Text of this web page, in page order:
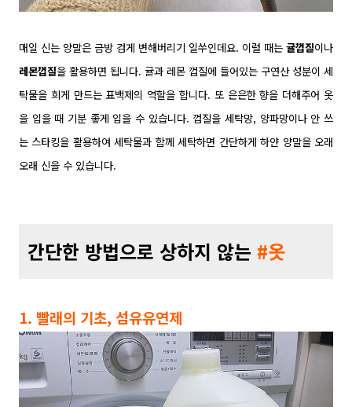
매일 신는 양말은 금방 검게 변해버리기 일쑤인데요. 이럴 때는 귤껍질이나
레몬껍질을 활용하면 됩니다. 귤과 레몬 껍질에 들어있는 구연산 성분이 세
탁물을 희게 만드는 표백제의 역할을 합니다. 또 은은한 향을 더해주어 옷
을 입을 때 기분 좋게 입을 수 있습니다. 껍질을 세탁망, 양파망이나 안 쓰
는 스타킹을 활용하여 세탁물과 함께 세탁하면 간단하게 하얀 양말을 오래
오래 신을 수 있습니다.
간단한 방법으로 상하지 않는 #옷
1. 빨래의 기초, 섬유유연제